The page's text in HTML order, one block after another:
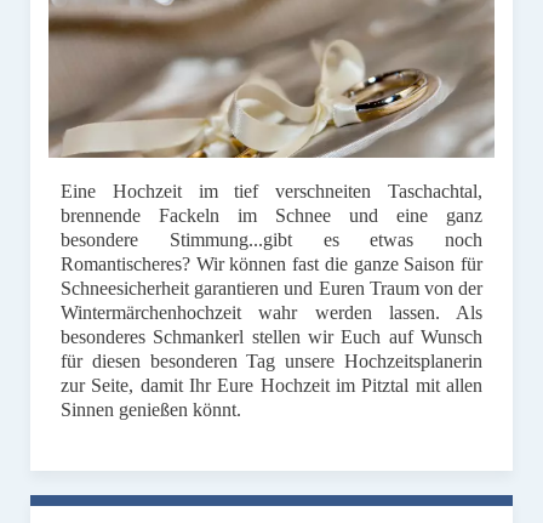
Eine Hochzeit im tief verschneiten Taschachtal,
brennende Fackeln im Schnee und eine ganz
besondere Stimmung...gibt es etwas noch
Romantischeres? Wir können fast die ganze Saison für
Schneesicherheit garantieren und Euren Traum von der
Wintermärchenhochzeit wahr werden lassen. Als
besonderes Schmankerl stellen wir Euch auf Wunsch
für diesen besonderen Tag unsere Hochzeitsplanerin
zur Seite, damit Ihr Eure Hochzeit im Pitztal mit allen
Sinnen genießen könnt.